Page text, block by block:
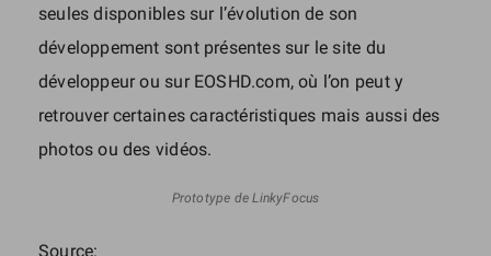
seules disponibles sur l’évolution de son
développement sont présentes sur le site du
développeur ou sur EOSHD.com, où l’on peut y
retrouver certaines caractéristiques mais aussi des
photos ou des vidéos.
Prototype de LinkyFocus
Source: